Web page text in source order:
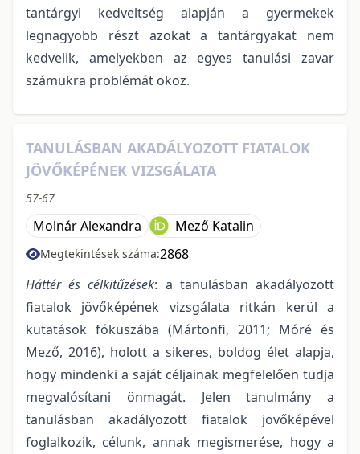
tantárgyi kedveltség alapján a gyermekek
legnagyobb részt azokat a tantárgyakat nem
kedvelik, amelyekben az egyes tanulási zavar
számukra problémát okoz.
TANULÁSBAN AKADÁLYOZOTT FIATALOK
JÖVŐKÉPÉNEK VIZSGÁLATA
57-67
Molnár Alexandra Mező Katalin
Megtekintések száma:2868
Háttér és célkitűzések: a tanulásban akadályozott
fiatalok jövőképének vizsgálata ritkán kerül a
kutatások fókuszába (Mártonfi, 2011; Móré és
Mező, 2016), holott a sikeres, boldog élet alapja,
hogy mindenki a saját céljainak megfelelően tudja
megvalósítani önmagát. Jelen tanulmány a
tanulásban akadályozott fiatalok jövőképével
foglalkozik, célunk, annak megismerése, hogy a